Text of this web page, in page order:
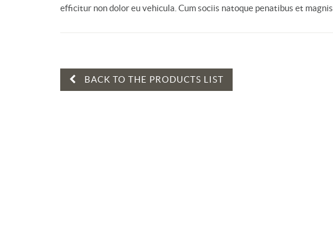
efficitur non dolor eu vehicula. Cum sociis natoque penatibus et
BACK TO THE PRODUCTS LIST